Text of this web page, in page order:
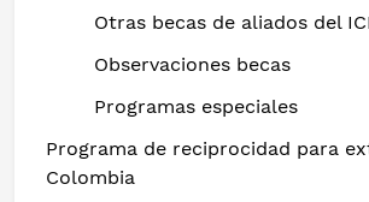
Otras becas de aliados del
Observaciones becas
Programas especiales
Programa de reciprocidad para
Colombia